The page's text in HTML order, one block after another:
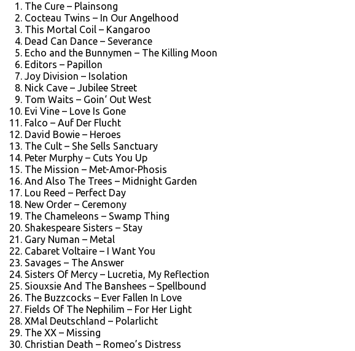
The Cure – Plainsong
Cocteau Twins – In Our Angelhood
This Mortal Coil – Kangaroo
Dead Can Dance – Severance
Echo and the Bunnymen – The Killing Moon
Editors – Papillon
Joy Division – Isolation
Nick Cave – Jubilee Street
Tom Waits – Goin‘ Out West
Evi Vine – Love Is Gone
Falco – Auf Der Flucht
David Bowie – Heroes
The Cult – She Sells Sanctuary
Peter Murphy – Cuts You Up
The Mission – Met-Amor-Phosis
And Also The Trees – Midnight Garden
Lou Reed – Perfect Day
New Order – Ceremony
The Chameleons – Swamp Thing
Shakespeare Sisters – Stay
Gary Numan – Metal
Cabaret Voltaire – I Want You
Savages – The Answer
Sisters Of Mercy – Lucretia, My Reflection
Siouxsie And The Banshees – Spellbound
The Buzzcocks – Ever Fallen In Love
Fields Of The Nephilim – For Her Light
XMal Deutschland – Polarlicht
The XX – Missing
Christian Death – Romeo’s Distress